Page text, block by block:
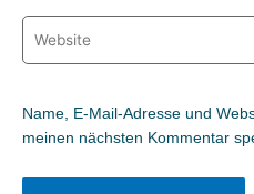
Name, E-Mail-Adresse und
meinen nächsten Kommentar